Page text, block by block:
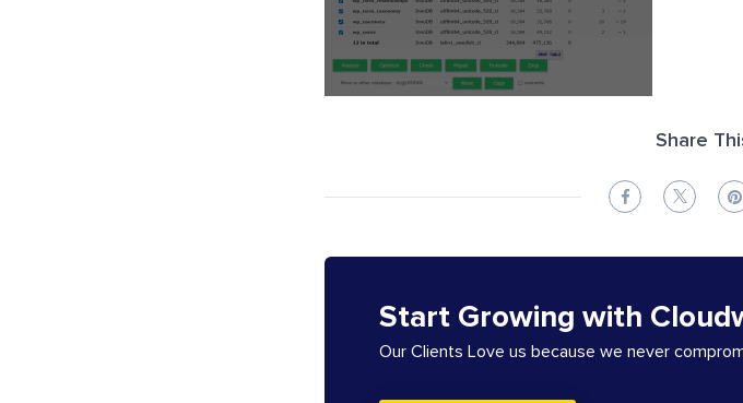
Share
Start Growing with
Our Clients Love us because we never